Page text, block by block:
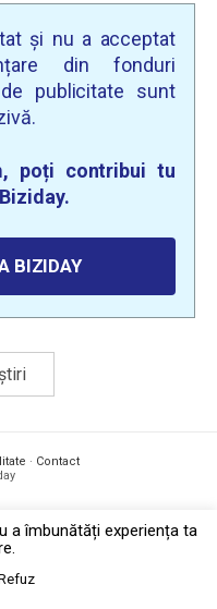
și nu a acceptat
din fonduri
publicitate sunt
poți contribui tu
BIZIDAY
· Contact
îmbunătăți experiența ta